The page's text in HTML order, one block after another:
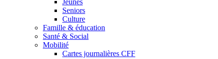
Jeunes
Seniors
Culture
Famille & éducation
Santé & Social
Mobilité
Cartes journalières CFF